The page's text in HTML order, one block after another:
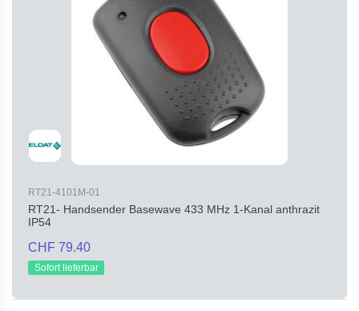
RT21-4101M-01
RT21- Handsender Basewave 433 MHz 1-Kanal anthrazit
IP54
CHF 79.40
Sofort lieferbar